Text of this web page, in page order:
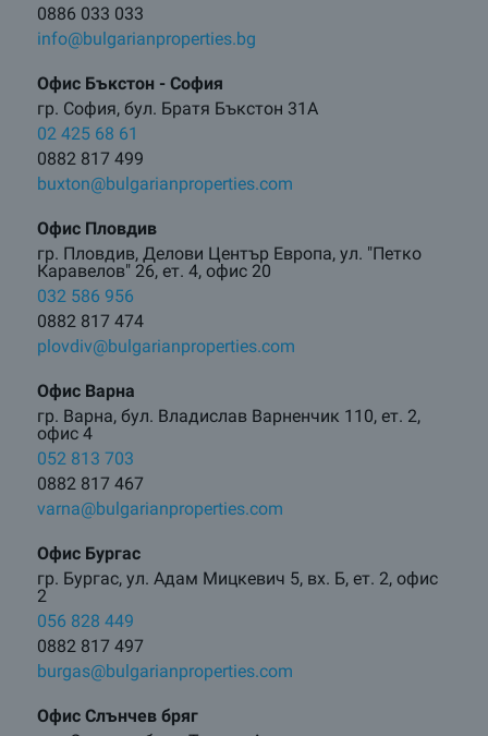
0886 033 033
info@bulgarianproperties.bg
Офис Бъкстон - София
гр. София, бул. Братя Бъкстон 31А
02 425 68 61
0882 817 499
buxton@bulgarianproperties.com
Офис Пловдив
гр. Пловдив, Делови Център Европа, ул. "Петко
Каравелов" 26, ет. 4, офис 20
032 586 956
0882 817 474
plovdiv@bulgarianproperties.com
Офис Варна
гр. Варна, бул. Владислав Варненчик 110, ет. 2,
офис 4
052 813 703
0882 817 467
varna@bulgarianproperties.com
Офис Бургас
гр. Бургас, ул. Адам Мицкевич 5, вх. Б, ет. 2, офис
2
056 828 449
0882 817 497
burgas@bulgarianproperties.com
Офис Слънчев бряг